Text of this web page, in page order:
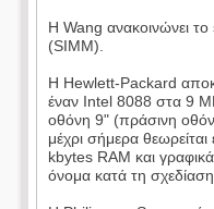
Η Wang ανακοινώνει
(SIMM).
Η Hewlett-Packard
έναν Intel 8088 στα 9
οθόνη 9" (πράσινη
μέχρι σήμερα
kbytes RAM και
όνομα κατά τη